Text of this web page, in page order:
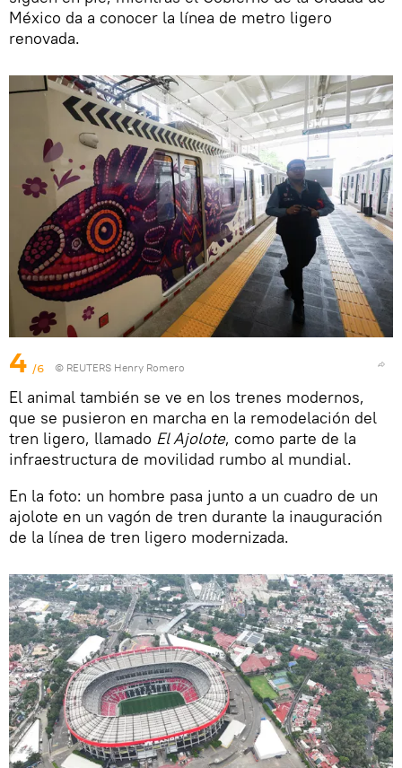
México da a conocer la línea de metro ligero
renovada.
4 /6 © REUTERS Henry Romero
El animal también se ve en los trenes modernos,
que se pusieron en marcha en la remodelación del
tren ligero, llamado El Ajolote, como parte de la
infraestructura de movilidad rumbo al mundial.
En la foto: un hombre pasa junto a un cuadro de un
ajolote en un vagón de tren durante la inauguración
de la línea de tren ligero modernizada.